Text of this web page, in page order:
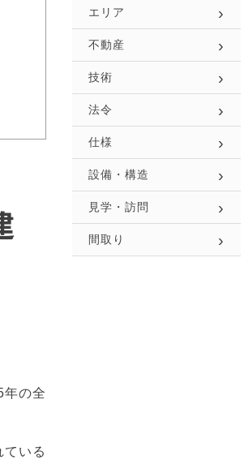
年の全
いる
エリア
不動産
技術
法令
仕様
設備・構造
見学・訪問
間取り